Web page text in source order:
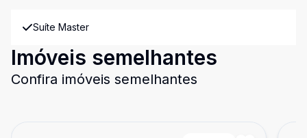
Suíte Master
Imóveis semelhantes
Confira imóveis semelhantes